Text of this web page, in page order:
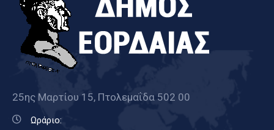
25ης Μαρτίου 15, Πτολεμαΐδα 502 00
Ωράριο: